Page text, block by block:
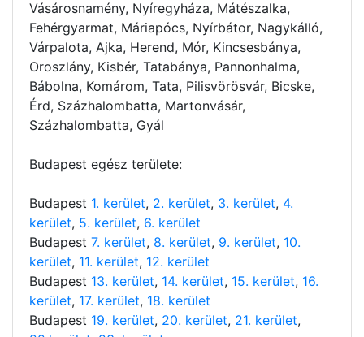
Vásárosnamény, Nyíregyháza, Mátészalka,
Fehérgyarmat, Máriapócs, Nyírbátor, Nagykálló,
Várpalota, Ajka, Herend, Mór, Kincsesbánya,
Oroszlány, Kisbér, Tatabánya, Pannonhalma,
Bábolna, Komárom, Tata, Pilisvörösvár, Bicske,
Érd, Százhalombatta, Martonvásár,
Százhalombatta, Gyál
Budapest egész területe:
Budapest 1. kerület, 2. kerület, 3. kerület, 4.
kerület, 5. kerület, 6. kerület
Budapest 7. kerület, 8. kerület, 9. kerület, 10.
kerület, 11. kerület, 12. kerület
Budapest 13. kerület, 14. kerület, 15. kerület, 16.
kerület, 17. kerület, 18. kerület
Budapest 19. kerület, 20. kerület, 21. kerület,